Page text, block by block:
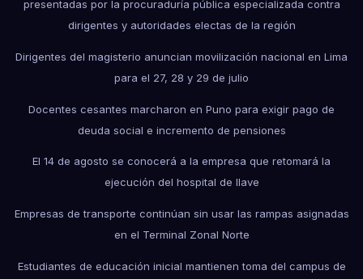
presentadas por la procuraduría pública especializada contra
dirigentes y autoridades electas de la región
Dirigentes del magisterio anuncian movilización nacional en Lima
para el 27, 28 y 29 de julio
Docentes cesantes marcharon en Puno para exigir pago de
deuda social e incremento de pensiones
El 14 de agosto se conocerá a la empresa que retomará la
ejecución del hospital de Ilave
Empresas de transporte continúan sin usar las rampas asignadas
en el Terminal Zonal Norte
Estudiantes de educación inicial mantienen toma del campus de